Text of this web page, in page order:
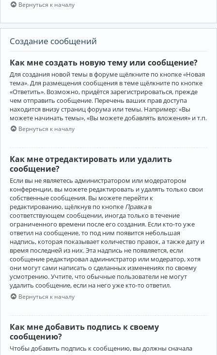
Вернуться к началу
Создание сообщений
Как мне создать новую тему или сообщение?
Для создания новой темы в форуме щёлкните по кнопке «Новая
тема». Для размещения сообщения в теме щёлкните по кнопке
«Ответить». Возможно, придётся зарегистрироваться, прежде
чем отправить сообщение. Перечень ваших прав доступа
находится внизу страниц форума или темы. Например: «Вы
можете начинать темы», «Вы можете добавлять вложения» и т.п.
Вернуться к началу
Как мне отредактировать или удалить
сообщение?
Если вы не являетесь администратором или модератором
конференции, вы можете редактировать и удалять только свои
собственные сообщения. Вы можете перейти к
редактированию, щёлкнув по кнопке Правкав
соответствующем сообщении, иногда только в течение
ограниченного времени после его создания. Если кто-то уже
ответил на сообщение, то под ним появится небольшая
надпись, которая показывает количество правок, а также дату и
время последней из них. Эта надпись не появляется, если
сообщение редактировал администратор или модератор, хотя
они могут сами написать о сделанных изменениях по своему
усмотрению. Учтите, что обычные пользователи не могут
удалить сообщение, если на него уже кто-то ответил.
Вернуться к началу
Как мне добавить подпись к своему
сообщению?
Чтобы добавить подпись к сообщению, вы должны сначала